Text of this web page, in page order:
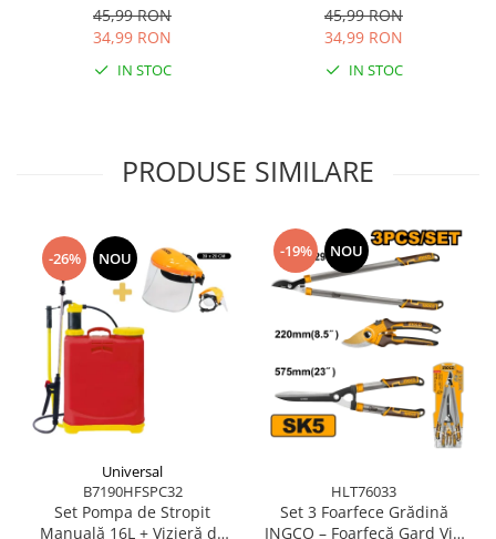
Motoforeze și Burghie de Pământ
Ventilatoare
45,99 RON
34,99 RON
IN STOC
45,99 RON
34,99 RON
IN STOC
PRODUSE SIMILARE
-26% NOU
Universal
B7190HFSPC32
Set Pompa de Stropit
Manuală 16L + Vizieră de
-19% NOU
HLT76033
Set 3 Foarfece Grădină
INGCO – Foarfecă Gard Viu